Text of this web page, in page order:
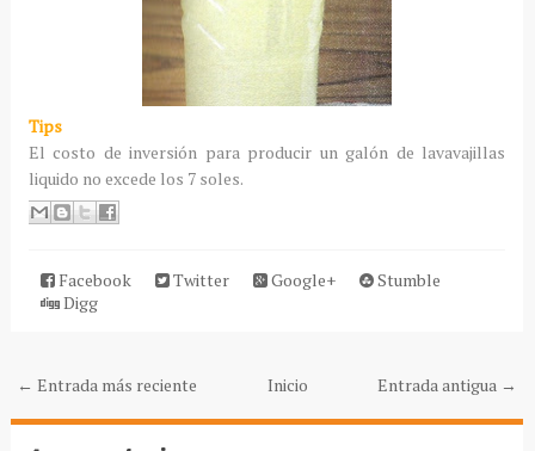
Tips
El costo de inversión para producir un galón de lavavajillas
liquido no excede los 7 soles.
Facebook Twitter Google+
Stumble
Digg
← Entrada más reciente Entrada antigua →
Inicio